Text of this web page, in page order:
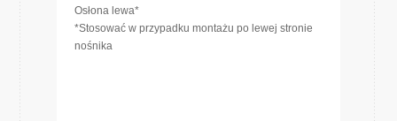
Osłona lewa*
*Stosować w przypadku montażu po lewej stronie
nośnika